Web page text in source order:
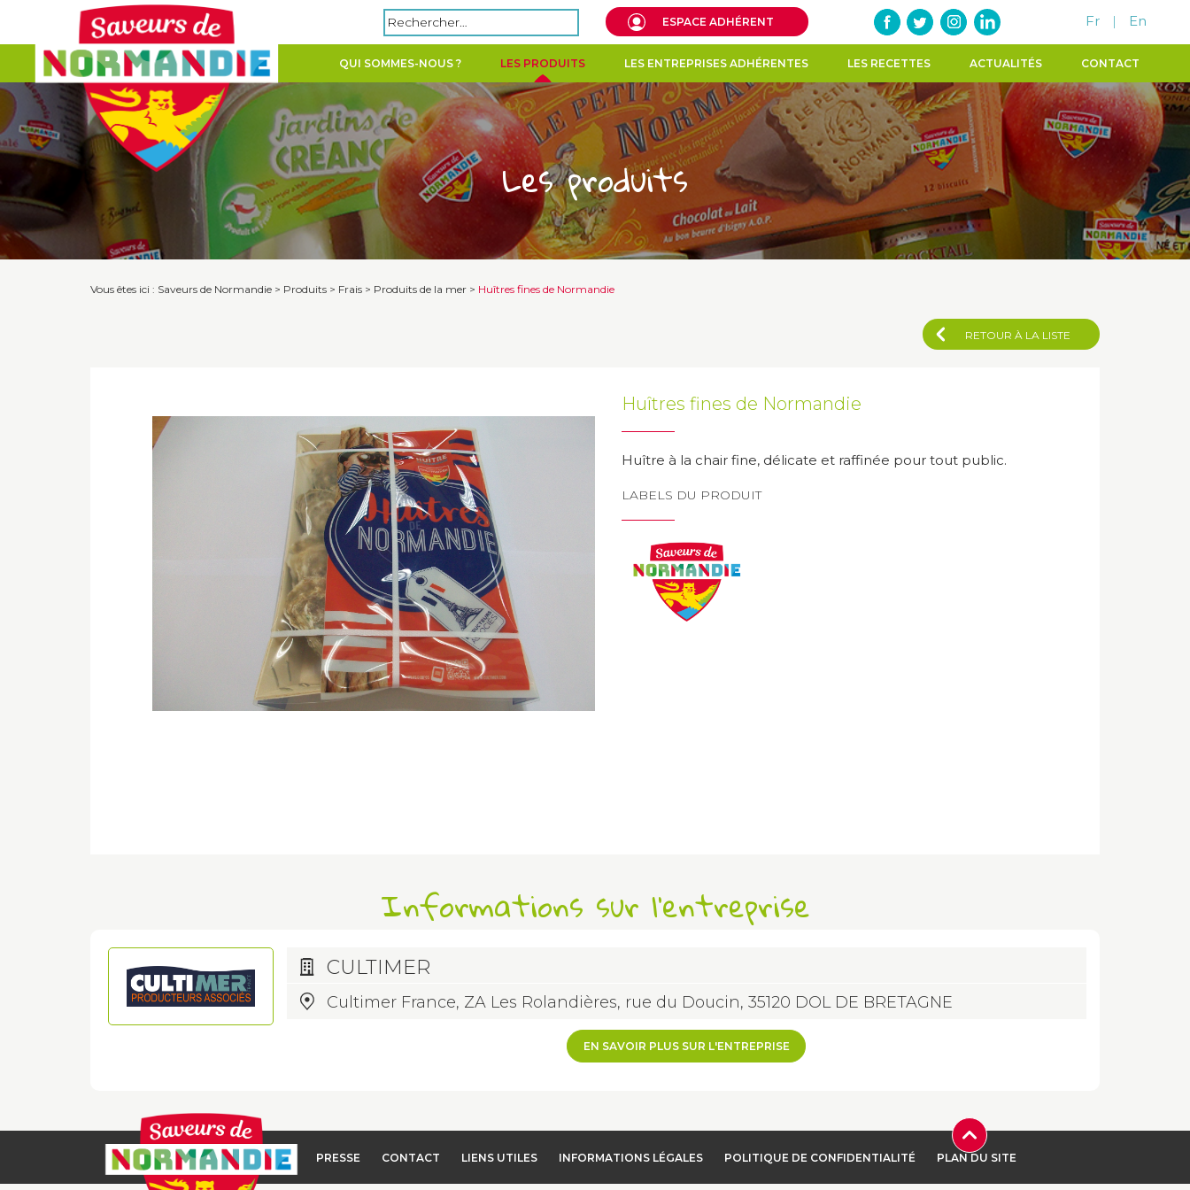
Rechercher : ESPACE ADHÉRENT Fr | En
QUI SOMMES-NOUS ? LES PRODUITS LES ENTREPRISES ADHÉRENTES LES RECETTES ACTUALITÉS CONTACT
Les produits
Vous êtes ici : Saveurs de Normandie > Produits > Frais > Produits de la mer > Huîtres fines de Normandie
RETOUR À LA LISTE
Huîtres fines de Normandie
Huître à la chair fine, délicate et raffinée pour tout public.
LABELS DU PRODUIT
Informations sur l'entreprise
CULTIMER
Cultimer France, ZA Les Rolandières, rue du Doucin, 35120 DOL DE BRETAGNE
EN SAVOIR PLUS SUR L'ENTREPRISE
PRESSE CONTACT LIENS UTILES INFORMATIONS LÉGALES POLITIQUE DE CONFIDENTIALITÉ PLAN DU SITE
Panneau de gestion des cookies